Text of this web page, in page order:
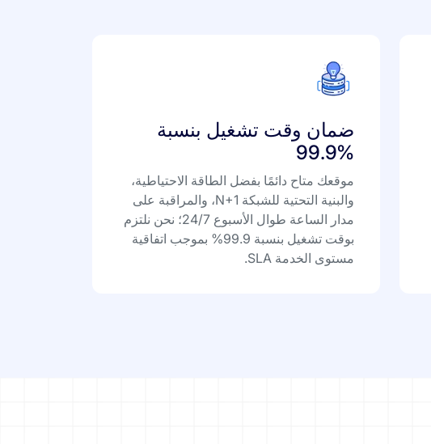
ضمان وقت تشغيل بنسبة
%99.9
موقعك متاح دائمًا بفضل الطاقة الاحتياطية،
والبنية التحتية للشبكة N+1، والمراقبة على
مدار الساعة طوال الأسبوع 24/7؛ نحن نلتزم
بوقت تشغيل بنسبة 99.9% بموجب اتفاقية
مستوى الخدمة SLA.